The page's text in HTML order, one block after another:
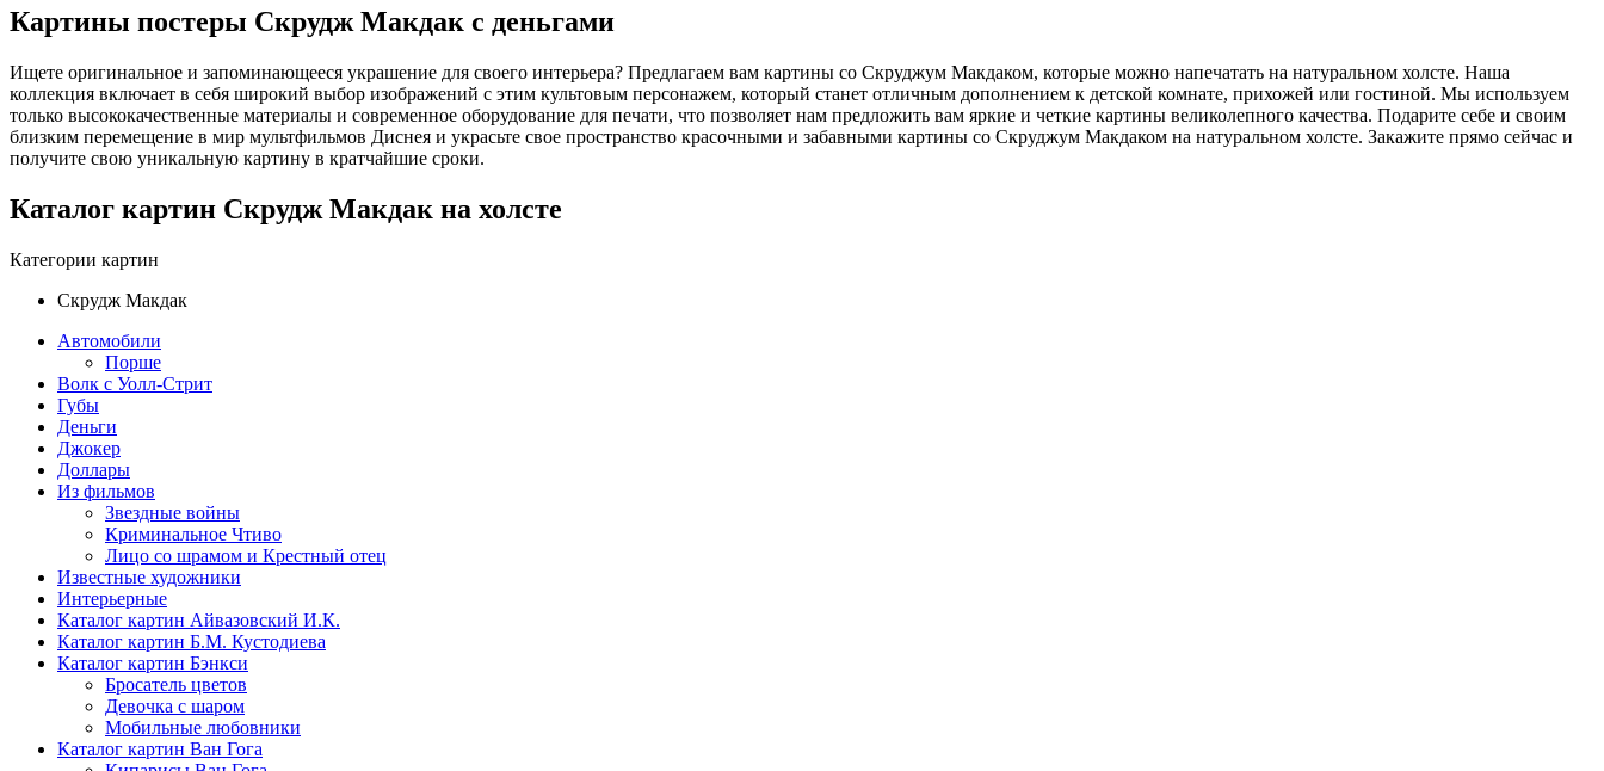
Картины постеры Скрудж Макдак с деньгами
Ищете оригинальное и запоминающееся украшение для своего интерьера? Предлагаем вам картины со Скруджум Макдаком, которые можно напечатать на натуральном холсте. Наша
коллекция включает в себя широкий выбор изображений с этим культовым персонажем, который станет отличным дополнением к детской комнате, прихожей или гостиной. Мы используем
только высококачественные материалы и современное оборудование для печати, что позволяет нам предложить вам яркие и четкие картины великолепного качества. Подарите себе и своим
близким перемещение в мир мультфильмов Диснея и украсьте свое пространство красочными и забавными картины со Скруджум Макдаком на натуральном холсте. Закажите прямо сейчас и
получите свою уникальную картину в кратчайшие сроки.
Каталог картин Скрудж Макдак на холсте
Категории картин
Скрудж Макдак
Автомобили
Порше
Волк с Уолл-Стрит
Губы
Деньги
Джокер
Доллары
Из фильмов
Звездные войны
Криминальное Чтиво
Лицо со шрамом и Крестный отец
Известные художники
Интерьерные
Каталог картин Айвазовский И.К.
Каталог картин Б.М. Кустодиева
Каталог картин Бэнкси
Бросатель цветов
Девочка с шаром
Мобильные любовники
Каталог картин Ван Гога